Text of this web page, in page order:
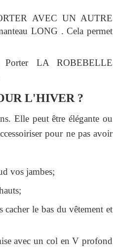
AVEC UN AUTRE
LONG . Cela permet
LA ROBEBELLE
L'HIVER ?
Elle peut être élégante ou
pour ne pas avoir
vos jambes;
cacher le bas du vêtement et
avec un col en V profond